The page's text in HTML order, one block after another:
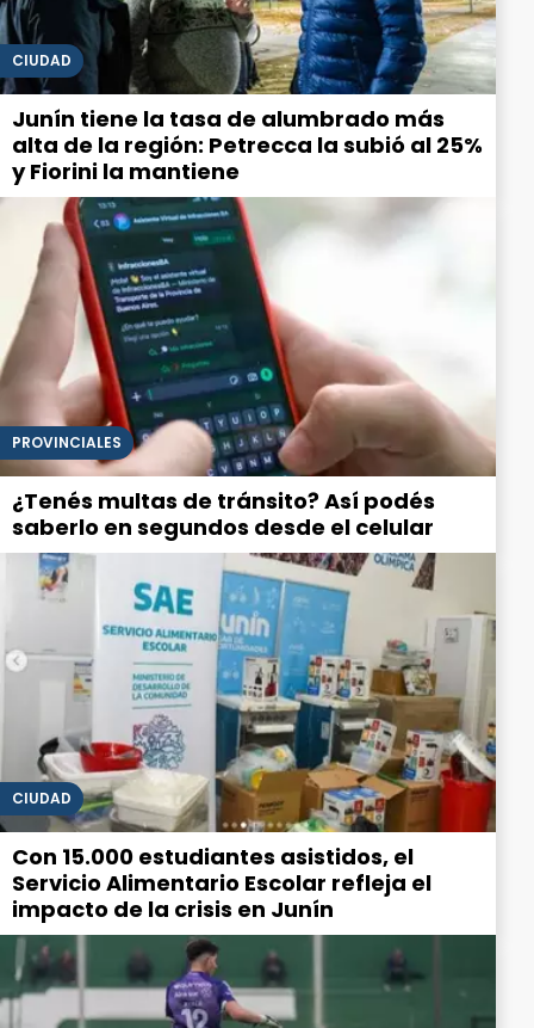
CIUDAD
Junín tiene la tasa de alumbrado más
alta de la región: Petrecca la subió al 25%
y Fiorini la mantiene
PROVINCIALES
¿Tenés multas de tránsito? Así podés
saberlo en segundos desde el celular
CIUDAD
Con 15.000 estudiantes asistidos, el
Servicio Alimentario Escolar refleja el
impacto de la crisis en Junín